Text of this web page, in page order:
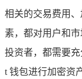
相关的交易费用
素，都对用户和
投资者，都需要
t 钱包进行加密资